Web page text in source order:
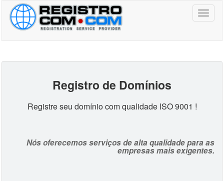
Toggle
Registro de Domínios
Registre seu domínio com qualidade ISO 9001 !
Nós oferecemos serviços de alta qualidade para as
empresas mais exigentes.